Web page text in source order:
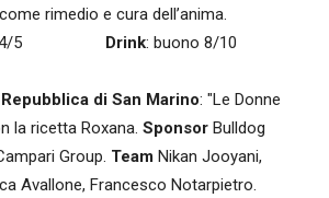
rimedio e cura dell’anima.
4/5 Drink: buono 8/10
di San Marino: "Le Donne
la ricetta Roxana. Sponsor Bulldog
Group. Team Nikan Jooyani,
Avallone, Francesco Notarpietro.